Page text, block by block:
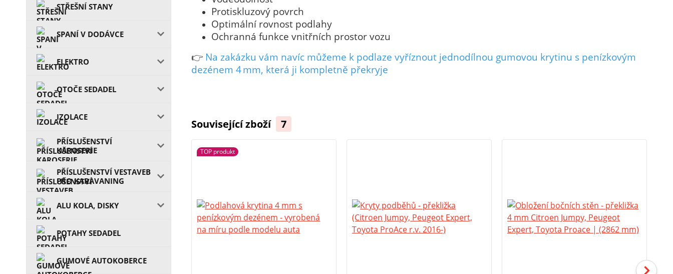
STŘEŠNÍ STANY
SPANÍ V DODÁVCE
ELEKTRO
OTOČE SEDADEL
IZOLACE
PŘÍSLUŠENSTVÍ
KAROSERIE
PŘÍSLUŠENSTVÍ VESTAVEB
PRO KARAVANING
ALU KOLA, DISKY
POTAHY SEDADEL
GUMOVÉ AUTOKOBERCE
Protiskluzový povrch
Optimální rovnost podlahy
Ochranná funkce vnitřních prostor vozu
👉 Na zakázku vám navíc můžeme k podlaze vyříznout jednodílnou gumovou krytinu s penízkovým
dezénem 4 mm, která ji kompletně překryje
Související zboží 7
TOP produkt